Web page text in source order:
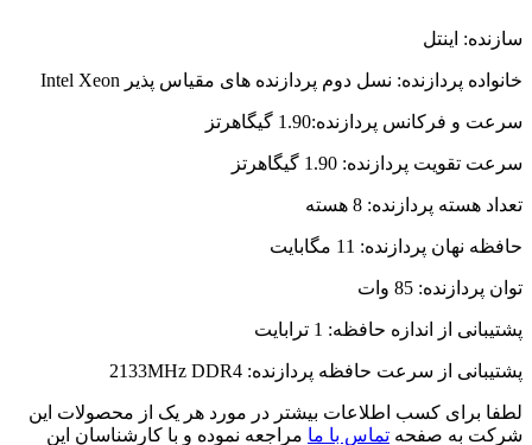
سازنده: اینتل
خانواده پردازنده: نسل دوم پردازنده های مقیاس پذیر Intel Xeon
سرعت و فرکانس پردازنده:1.90 گیگاهرتز
سرعت تقویت پردازنده: 1.90 گیگاهرتز
تعداد هسته پردازنده: 8 هسته
حافظه نهان پردازنده: 11 مگابایت
توان پردازنده: 85 وات
پشتیبانی از اندازه حافظه: 1 ترابایت
پشتیبانی از سرعت حافظه پردازنده: 2133MHz DDR4
لطفا برای کسب اطلاعات بیشتر در مورد هر یک از محصولات این
شرکت به صفحه تماس با ما مراجعه نموده و با کارشناسان این